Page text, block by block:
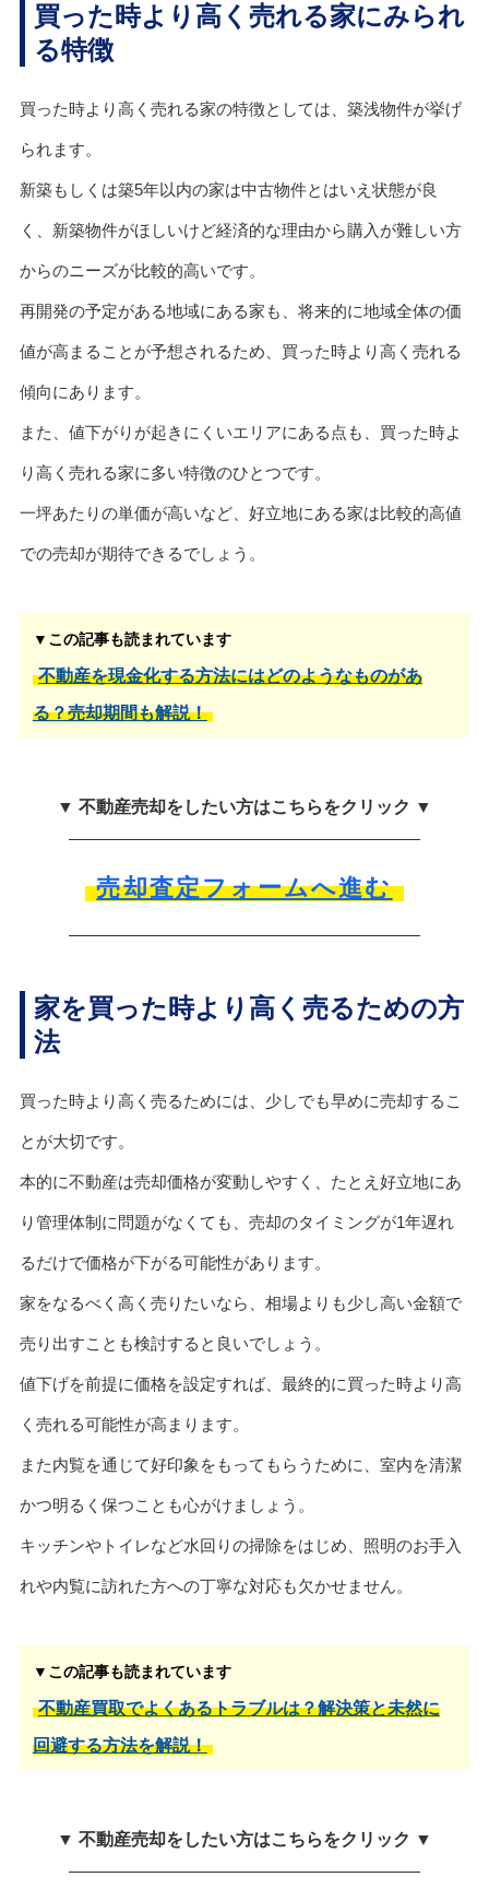
買った時より高く売れる家にみられ
る特徴
買った時より高く売れる家の特徴としては、築浅物件が挙げ
られます。
新築もしくは築5年以内の家は中古物件とはいえ状態が良
く、新築物件がほしいけど経済的な理由から購入が難しい方
からのニーズが比較的高いです。
再開発の予定がある地域にある家も、将来的に地域全体の価
値が高まることが予想されるため、買った時より高く売れる
傾向にあります。
また、値下がりが起きにくいエリアにある点も、買った時よ
り高く売れる家に多い特徴のひとつです。
一坪あたりの単価が高いなど、好立地にある家は比較的高値
での売却が期待できるでしょう。
▼この記事も読まれています
不動産を現金化する方法にはどのようなものがあ
る？売却期間も解説！
▼ 不動産売却をしたい方はこちらをクリック ▼
売却査定フォームへ進む
家を買った時より高く売るための方
法
買った時より高く売るためには、少しでも早めに売却するこ
とが大切です。
本的に不動産は売却価格が変動しやすく、たとえ好立地にあ
り管理体制に問題がなくても、売却のタイミングが1年遅れ
るだけで価格が下がる可能性があります。
家をなるべく高く売りたいなら、相場よりも少し高い金額で
売り出すことも検討すると良いでしょう。
値下げを前提に価格を設定すれば、最終的に買った時より高
く売れる可能性が高まります。
また内覧を通じて好印象をもってもらうために、室内を清潔
かつ明るく保つことも心がけましょう。
キッチンやトイレなど水回りの掃除をはじめ、照明のお手入
れや内覧に訪れた方への丁寧な対応も欠かせません。
▼この記事も読まれています
不動産買取でよくあるトラブルは？解決策と未然に
回避する方法を解説！
▼ 不動産売却をしたい方はこちらをクリック ▼